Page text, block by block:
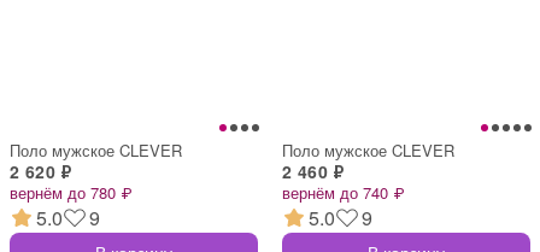
Поло мужское CLEVER
2 620 ₽
вернём до 780 ₽
5.0 9
Поло мужское CLEVER
2 460 ₽
вернём до 740 ₽
5.0 9